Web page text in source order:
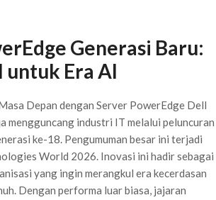
Generasi Baru:
untuk Era AI
Depan dengan Server PowerEdge Dell
mengguncang industri IT melalui peluncuran
ke-18. Pengumuman besar ini terjadi
World 2026. Inovasi ini hadir sebagai
yang ingin merangkul era kecerdasan
Dengan performa luar biasa, jajaran